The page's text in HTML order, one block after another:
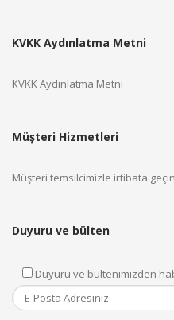
KVKK Aydınlatma Metni
KVKK Aydınlatma Metni
Müşteri Hizmetleri
Müşteri temsilcimizle irtibata
Duyuru ve bülten
Duyuru ve bültenimizden